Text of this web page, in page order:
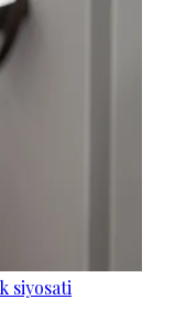
siyosati